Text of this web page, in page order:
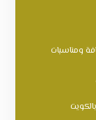
ومناسبات